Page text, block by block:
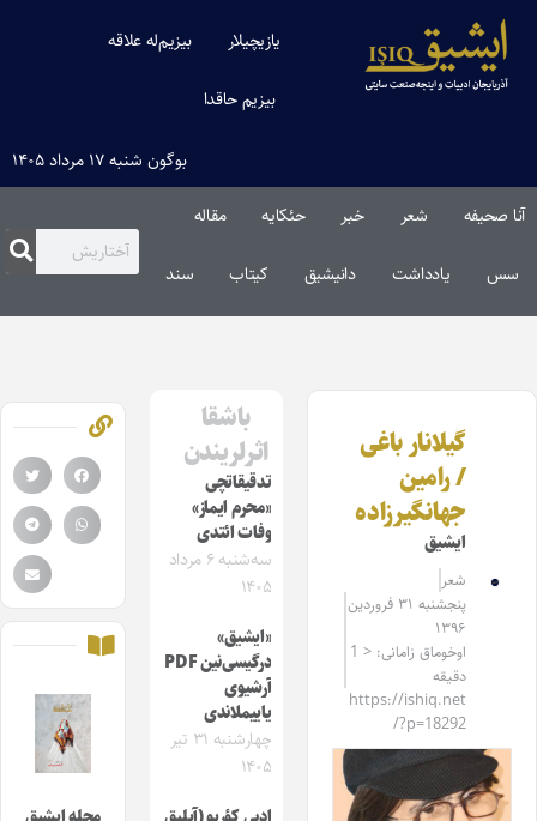
یازیچیلار بیزیم‌له علاقه
بیزیم حاقدا
بوگون شنبه ۱۷ مرداد ۱۴۰۵
آنا صحیفه شعر خبر حئکایه مقاله‌
سس یادداشت دانیشیق کیتاب سند
گیلانار باغی
/ رامین
جهانگیرزاده
ایشیق
شعر
پنجشنبه ۳۱ فروردین
۱۳۹۶
اوخوماق زامانی: < 1
دقیقه
https://ishiq.net
/?p=18292
باشقا
اثرلریندن
تدقیقاتچی
«محرم ایماز»
وفات ائتدی
سه‌شنبه ۶ مرداد
۱۴۰۵
«ایشیق»
درگیسی‌نین PDF
آرشیوی
یاییملاندی
چهارشنبه ۳۱ تیر
۱۴۰۵